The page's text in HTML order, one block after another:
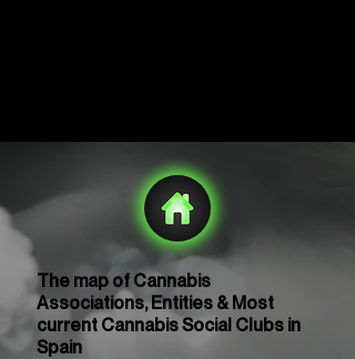
The map of Cannabis
Associations, Entities & Most
current Cannabis Social Clubs in
Spain